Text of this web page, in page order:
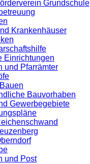
Grundschule
Krankenhäuser
Einrichtungen
und Pfarrämter
Bauvorhaben
Gewerbegebiete
und Post